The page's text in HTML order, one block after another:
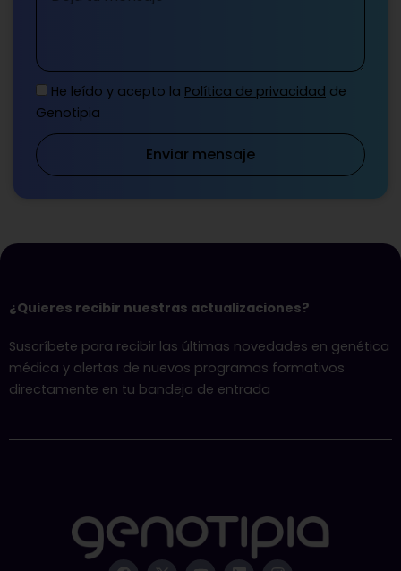
He leído y acepto la Política de privacidad de
Genotipia
Enviar mensaje
¿Quieres recibir nuestras actualizaciones?
Suscríbete para recibir las últimas novedades en genética
médica y alertas de nuevos programas formativos
directamente en tu bandeja de entrada
F X Y L I